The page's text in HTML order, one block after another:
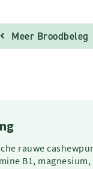
Meer Broodbeleg
rauwe
B1,